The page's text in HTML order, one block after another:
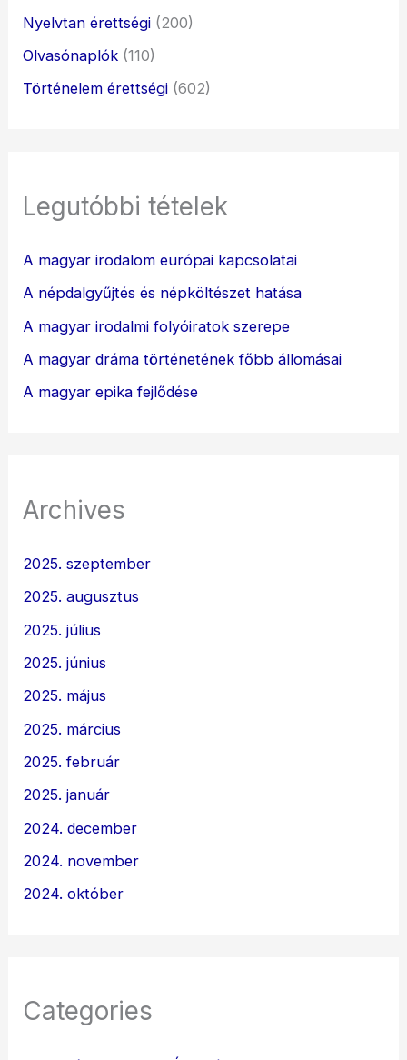
Nyelvtan érettségi (200)
Olvasónaplók (110)
Történelem érettségi (602)
Legutóbbi tételek
A magyar irodalom európai kapcsolatai
A népdalgyűjtés és népköltészet hatása
A magyar irodalmi folyóiratok szerepe
A magyar dráma történetének főbb állomásai
A magyar epika fejlődése
Archives
2025. szeptember
2025. augusztus
2025. július
2025. június
2025. május
2025. március
2025. február
2025. január
2024. december
2024. november
2024. október
Categories